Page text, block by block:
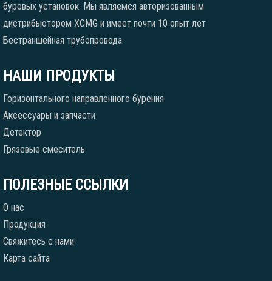
буровых установок. Мы являемся авторизованным
дистрибьютором XCMG и имеет почти 10 опыт лет
Бестраншейная трубопровода.
НАШИ ПРОДУКТЫ
Горизонтального направленного бурения
Аксессуары и запчасти
Детектор
Грязевые смеситель
ПОЛЕЗНЫЕ ССЫЛКИ
О нас
Продукция
Свяжитесь с нами
Карта сайта